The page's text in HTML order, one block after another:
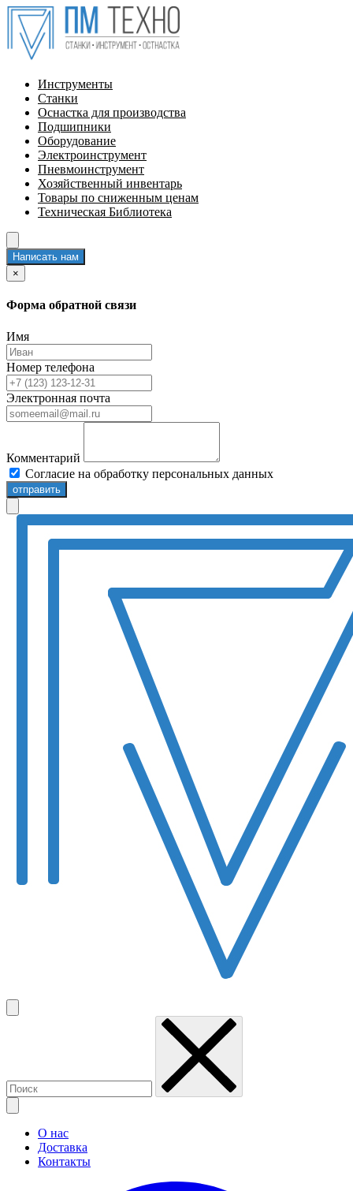
Инструменты
Станки
Оснастка для производства
Подшипники
Оборудование
Электроинструмент
Пневмоинструмент
Хозяйственный инвентарь
Товары по сниженным ценам
Техническая Библиотека
Написать нам
×
Форма обратной связи
Имя
Номер телефона
Электронная почта
Комментарий
Согласие на обработку персональных данных
отправить
О нас
Доставка
Контакты